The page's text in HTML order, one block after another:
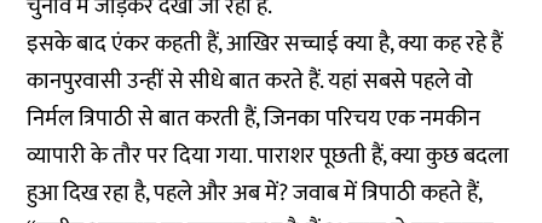
इसके बाद एंकर कहती हैं, आखिर सच्चाई क्या है, क्या कह रहे हैं
कानपुरवासी उन्हीं से सीधे बात करते हैं. यहां सबसे पहले वो
निर्मल त्रिपाठी से बात करती हैं, जिनका परिचय एक नमकीन
व्यापारी के तौर पर दिया गया. पाराशर पूछती हैं, क्या कुछ बदला
हुआ दिख रहा है, पहले और अब में? जवाब में त्रिपाठी कहते हैं,